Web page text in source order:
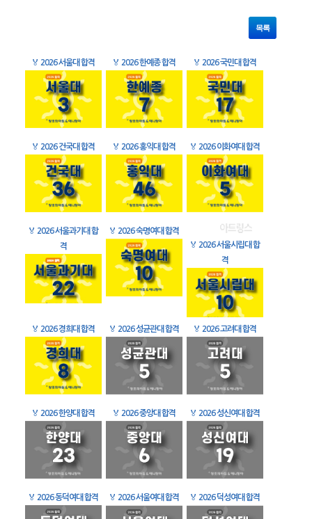
목록
🏅 2026 서울대 합격 🏅 2026 한예종 합격 🏅 2026 국민대 합격
🏅 2026 건국대 합격 🏅 2026 홍익대 합격 🏅 2026 이화여대 합격
🏅 2026 서울과기대 합
격
🏅 2026 숙명여대 합격
🏅 2026 서울시립대 합
격
🏅 2026 경희대 합격 🏅 2026 성균관대 합격 🏅 2026 고려대 합격
🏅 2026 한양대 합격 🏅 2026 중앙대 합격 🏅 2026 성신여대 합격
🏅 2026 동덕여대 합격 🏅 2026 서울여대 합격 🏅 2026 덕성여대 합격